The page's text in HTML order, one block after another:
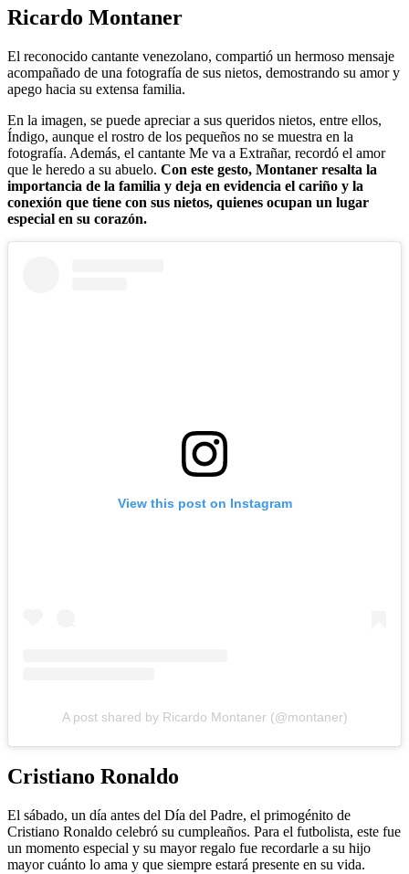
Ricardo Montaner
El reconocido cantante venezolano, compartió un hermoso mensaje
acompañado de una fotografía de sus nietos, demostrando su amor y
apego hacia su extensa familia.
En la imagen, se puede apreciar a sus queridos nietos, entre ellos,
Índigo, aunque el rostro de los pequeños no se muestra en la
fotografía. Además, el cantante Me va a Extrañar, recordó el amor
que le heredo a su abuelo. Con este gesto, Montaner resalta la
importancia de la familia y deja en evidencia el cariño y la
conexión que tiene con sus nietos, quienes ocupan un lugar
especial en su corazón.
View this post on Instagram
A post shared by Ricardo Montaner (@montaner)
Cristiano Ronaldo
El sábado, un día antes del Día del Padre, el primogénito de
Cristiano Ronaldo celebró su cumpleaños. Para el futbolista, este fue
un momento especial y su mayor regalo fue recordarle a su hijo
mayor cuánto lo ama y que siempre estará presente en su vida.